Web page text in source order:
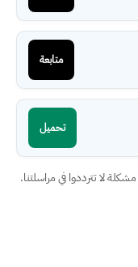
متابعة
تحميل
لا تترددوا في مراسلتنا.